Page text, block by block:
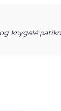
knygelė